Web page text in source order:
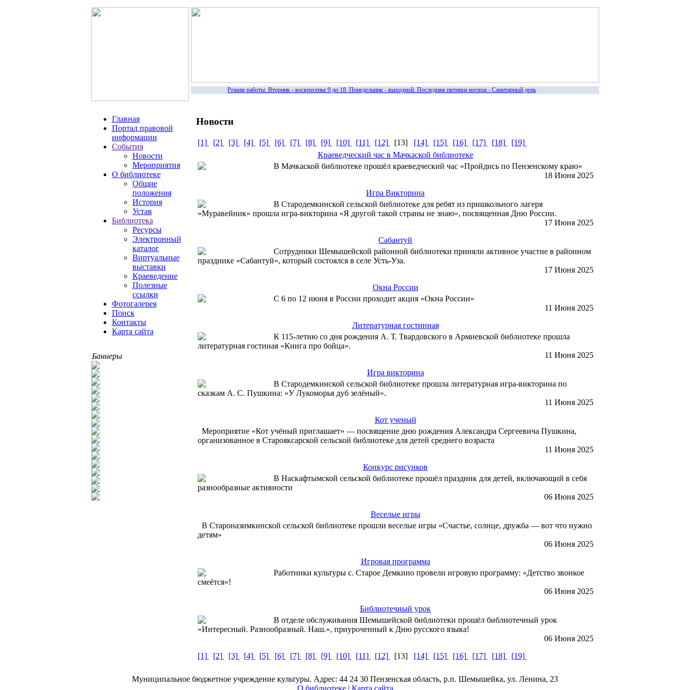
Режим работы: Вторник - воскресенье 9 до 18. Понедельник - выходной. Последняя пятница месяца - Санитарный день
Главная
Портал правовой
информации
События
Новости
Мероприятия
О библиотеке
Общие
положения
История
Устав
Библиотека
Ресурсы
Электронный
каталог
Виртуальные
выставки
Краеведение
Полезные
ссылки
Фотогалерея
Поиск
Контакты
Карта сайта
Баннеры
Новости
[1] [2] [3] [4] [5] [6] [7] [8] [9] [10] [11] [12] [13] [14] [15] [16] [17] [18]
[19]
Краеведческий час в Мачкаской библиотеке
В Мачкаской библиотеке прошёл краеведческий час «Пройдись по Пензенскому краю»
18 Июня 2025
Игра Викторина
В Стародемкинской сельской библиотеке для ребят из пришкольного лагеря
«Муравейник» прошла игра-викторина «Я другой такой страны не знаю», посвященная Дню России.
17 Июня 2025
Сабантуй
Сотрудники Шемышейской районной библиотеки приняли активное участие в районном
празднике «Сабантуй», который состоялся в селе Усть-Уза.
17 Июня 2025
Окна России
С 6 по 12 июня в России проходит акция «Окна России»
11 Июня 2025
Литературная гостинная
К 115-летию со дня рождения А. Т. Твардовского в Армиевской библиотеке прошла
литературная гостиная «Книга про бойца».
11 Июня 2025
Игра викторина
В Стародемкинской сельской библиотеке прошла литературная игра-викторина по
сказкам А. С. Пушкина: «У Лукоморья дуб зелёный».
11 Июня 2025
Кот ученый
Мероприятие «Кот учёный приглашает» — посвящение дню рождения Александра Сергеевича Пушкина,
организованное в Старояксарской сельской библиотеке для детей среднего возраста
11 Июня 2025
Конкурс рисунков
В Наскафтымской сельской библиотеке прошёл праздник для детей, включающий в себя
разнообразные активности
06 Июня 2025
Веселые игры
В Староназимкинской сельской библиотеке прошли веселые игры «Счастье, солнце, дружба — вот что нужно
детям»
06 Июня 2025
Игровая программа
Работники культуры с. Старое Демкино провели игровую программу: «Детство звонкое
смеётся»!
06 Июня 2025
Библиотечный урок
В отделе обслуживания Шемышейской библиотеки прошёл библиотечный урок
«Интересный. Разнообразный. Наш.», приуроченный к Дню русского языка!
06 Июня 2025
[1]
[2] [3] [4] [5] [6] [7] [8] [9] [10] [11] [12] [13] [14] [15] [16] [17] [18] [19]
Муниципальное бюджетное учреждение культуры. Адрес: 44 24 30 Пензенская область, р.п. Шемышейка, ул. Ленина, 23
О библиотеке | Карта сайта